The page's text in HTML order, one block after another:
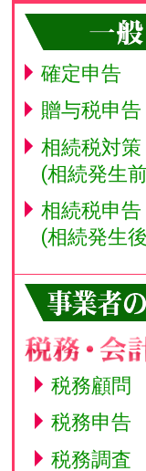
確定申告
贈与税申告
相続税対策
(相続発生
相続税申告
(相続発生
税務顧問
税務申告
税務調査